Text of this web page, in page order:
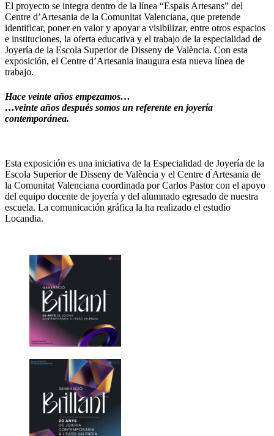
El proyecto se integra dentro de la línea “Espais Artesans” del
Centre d’Artesania de la Comunitat Valenciana, que pretende
identificar, poner en valor y apoyar a visibilizar, entre otros espacios
e instituciones, la oferta educativa y el trabajo de la especialidad de
Joyería de la Escola Superior de Disseny de València. Con esta
exposición, el Centre d’Artesania inaugura esta nueva línea de
trabajo.
Hace veinte años empezamos…
…veinte años después somos un referente en joyería
contemporánea.
Esta exposición es una iniciativa de la Especialidad de Joyería de la
Escola Superior de Disseny de València y el Centre d ́Artesania de
la Comunitat Valenciana coordinada por Carlos Pastor con el apoyo
del equipo docente de joyería y del alumnado egresado de nuestra
escuela. La comunicación gráfica la ha realizado el estudio
Locandia.